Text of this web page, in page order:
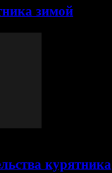
зимой
курятника